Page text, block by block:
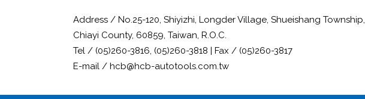
Address / No.25-120, Shiyizhi, Longder Village, Shueishang Township,
Chiayi County, 60859, Taiwan, R.O.C.
Tel / (05)260-3816, (05)260-3818 | Fax / (05)260-3817
E-mail / hcb@hcb-autotools.com.tw